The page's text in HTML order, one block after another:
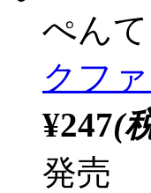
ぺん
クフ
¥247(
発売